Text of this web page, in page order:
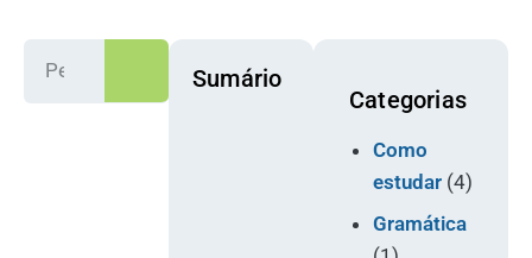
Sumário
Categorias
Como
estudar(4)
Gramática